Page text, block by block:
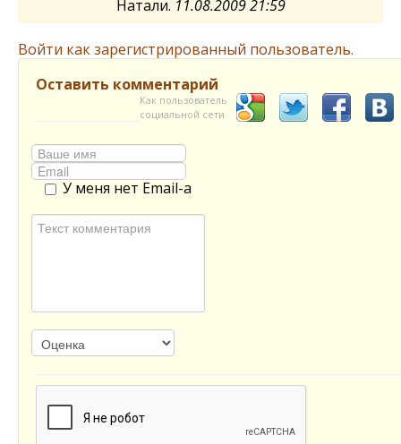
Натали. 11.08.2009 21:59
Войти как зарегистрированный пользователь.
Оставить комментарий
Как пользователь
социальной сети
У меня нет Email-а